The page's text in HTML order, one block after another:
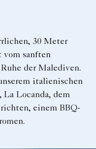
30 Meter
vom sanften
der Malediven.
italienischen
La Locanda, dem
einem BBQ-